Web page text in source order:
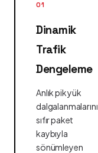
01
Dinamik
Trafik
Dengeleme
Anlık pik yük
dalgalanmalarını
sıfır paket
kaybıyla
sönümleyen